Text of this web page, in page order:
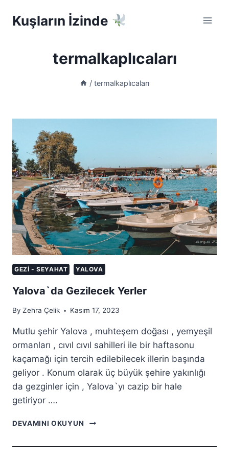
Kuşların İzinde
termalkaplıcaları
/ termalkaplıcaları
GEZI - SEYAHAT YALOVA
Yalova`da Gezilecek Yerler
By Zehra Çelik Kasım 17, 2023
Mutlu şehir Yalova , muhteşem doğası , yemyeşil
ormanları , cıvıl cıvıl sahilleri ile bir haftasonu
kaçamağı için tercih edilebilecek illerin başında
geliyor . Konum olarak üç büyük şehire yakınlığı
da gezginler için , Yalova`yı cazip bir hale
getiriyor ….
DEVAMINI OKUYUN
YALOVA`DA